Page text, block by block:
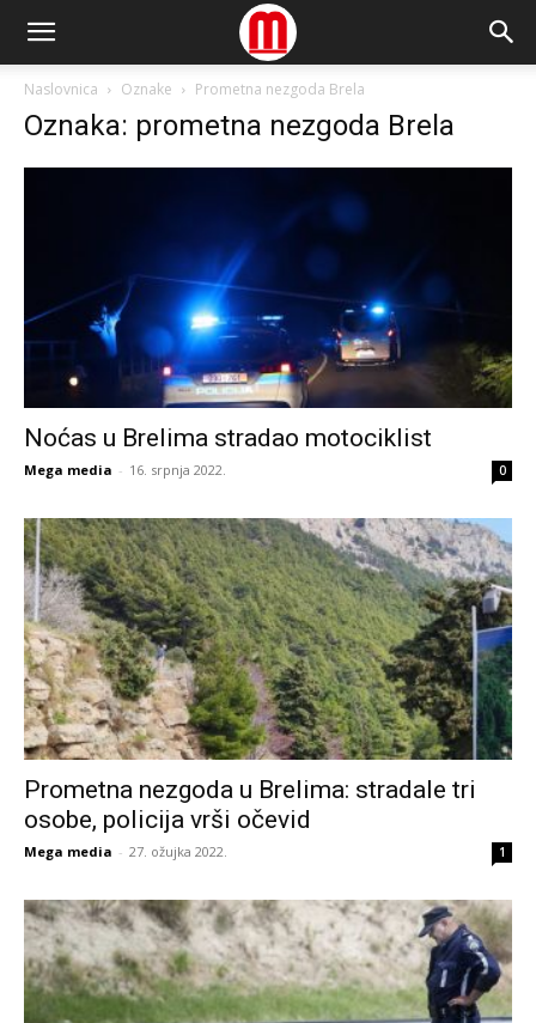
Naslovnica Oznake Prometna nezgoda Brela
Oznaka: prometna nezgoda Brela
Noćas u Brelima stradao motociklist
Mega media - 16. srpnja 2022. 0
Prometna nezgoda u Brelima: stradale tri
osobe, policija vrši očevid
Mega media - 27. ožujka 2022. 1